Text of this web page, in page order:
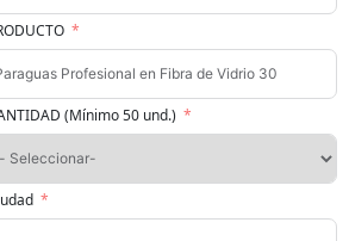
(Mínimo 50 und.)